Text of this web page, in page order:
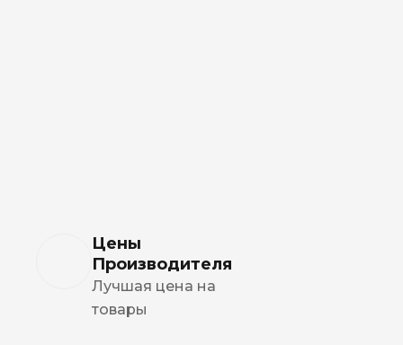
Цены
Производителя
Лучшая цена на
товары